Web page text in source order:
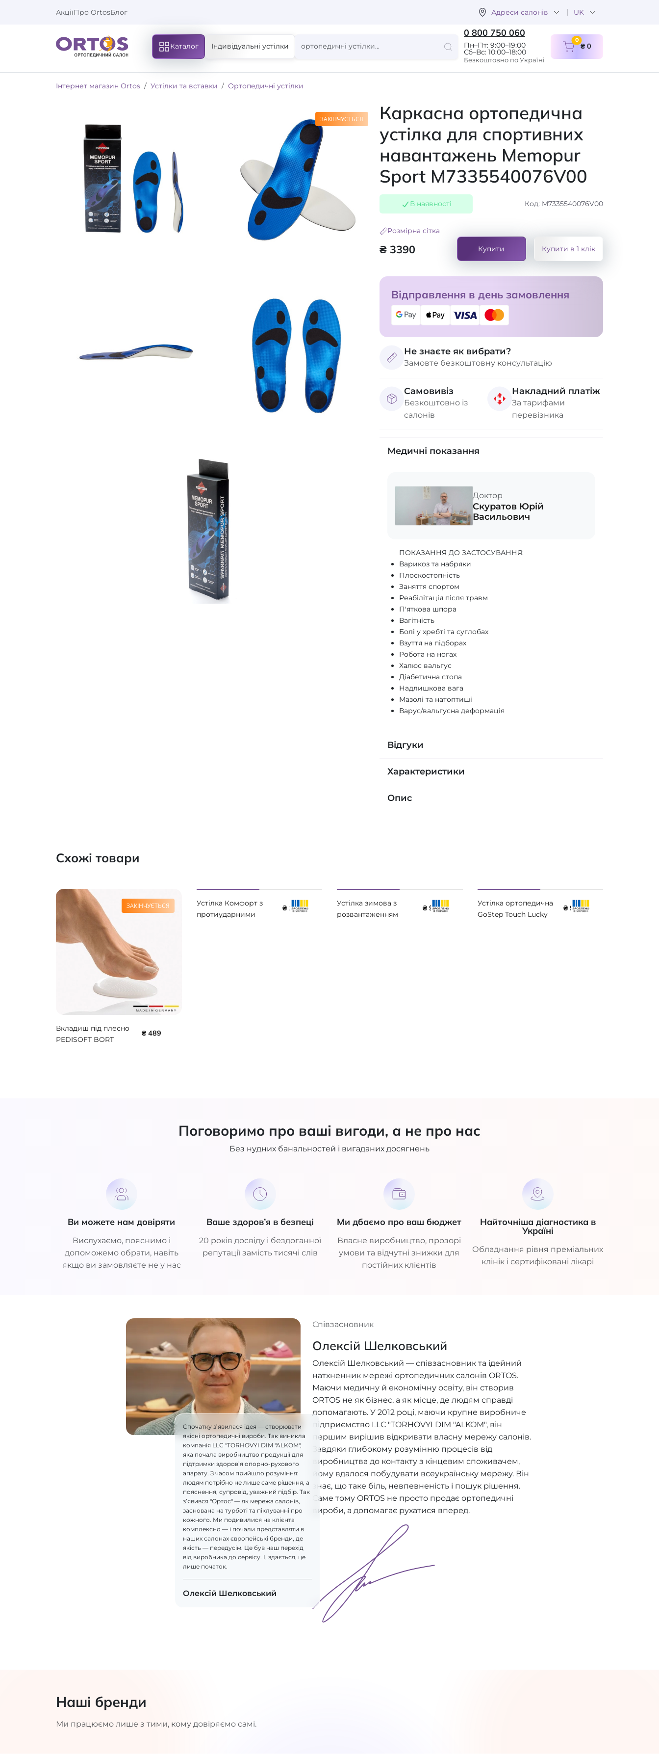
АкціїПро OrtosБлог Адреси салонів UK
Каталог Індивідуальні устілки
0 800 750 060
Пн–Пт: 9:00–19:00
Сб–Вс: 10:00–18:00
Безкоштовно по Україні
0items in cart
₴ 0
Інтернет магазин Ortos Устілки та вставки Ортопедичні устілки
ЗАКІНЧУЄТЬСЯ
Каркасна ортопедична
устілка для спортивних
навантажень Memopur
Sport M7335540076V00
В наявності Код: M7335540076V00
Розмірна сітка
₴ 3390 Купити Купити в 1 клік
Відправлення в день замовлення
Не знаєте як вибрати?
Замовте безкоштовну консультацію
Самовивіз
Безкоштовно із
салонів
Накладний платіж
За тарифами
перевізника
Медичні показання
Доктор
Скуратов Юрій
Васильович
ПОКАЗАННЯ ДО ЗАСТОСУВАННЯ:
Варикоз та набряки
Плоскостопність
Заняття спортом
Реабілітація після травм
П'яткова шпора
Вагітність
Болі у хребті та суглобах
Взуття на підборах
Робота на ногах
Халюс вальгус
Діабетична стопа
Надлишкова вага
Мазолі та натоптиші
Варус/вальгусна деформація
Відгуки
Характеристики
Опис
Схожі товари
ЗАКІНЧУЄТЬСЯ
Вкладиш під плесно
PEDISOFT BORT
₴ 489
Устілка Комфорт з
протиударними
₴ 1100
Устілка зимова з
розвантаженням
₴ 960
Устілка ортопедична
GoStep Touch Lucky
₴ 950
Поговоримо про ваші вигоди, а не про нас
Без нудних банальностей і вигаданих досягнень
Ви можете нам довіряти
Вислухаємо, пояснимо і
допоможемо обрати, навіть
якщо ви замовляєте не у нас
Ваше здоров’я в безпеці
20 років досвіду і бездоганної
репутації замість тисячі слів
Ми дбаємо про ваш бюджет
Власне виробництво, прозорі
умови та відчутні знижки для
постійних клієнтів
Найточніша діагностика в
Україні
Обладнання рівня преміальних
клінік і сертифіковані лікарі
Спочатку з’явилася ідея — створювати
якісні ортопедичні вироби. Так виникла
компанія LLC "TORHOVYI DIM "ALKOM",
яка почала виробництво продукції для
підтримки здоров’я опорно-рухового
апарату. З часом прийшло розуміння:
людям потрібно не лише саме рішення, а
пояснення, супровід, уважний підбір. Так
з’явився "Ортос" — як мережа салонів,
заснована на турботі та піклуванні про
кожного. Ми подивилися на клієнта
комплексно — і почали представляти в
наших салонах європейські бренди, де
якість — передусім. Це був наш перехід
від виробника до сервісу. І, здається, це
лише початок.
Олексій Шелковський
Співзасновник
Олексій Шелковський
Олексій Шелковський — співзасновник та ідейний
натхненник мережі ортопедичних салонів ORTOS.
Маючи медичну й економічну освіту, він створив
ORTOS не як бізнес, а як місце, де людям справді
допомагають. У 2012 році, маючи крупне виробниче
підприємство LLC "TORHOVYI DIM "ALKOM", він
першим вирішив відкривати власну мережу салонів.
Завдяки глибокому розумінню процесів від
виробництва до контакту з кінцевим споживачем,
йому вдалося побудувати всеукраїнську мережу. Він
знає, що таке біль, невпевненість і пошук рішення.
Саме тому ORTOS не просто продає ортопедичні
вироби, а допомагає рухатися вперед.
Наші бренди
Ми працюємо лише з тими, кому довіряємо самі.